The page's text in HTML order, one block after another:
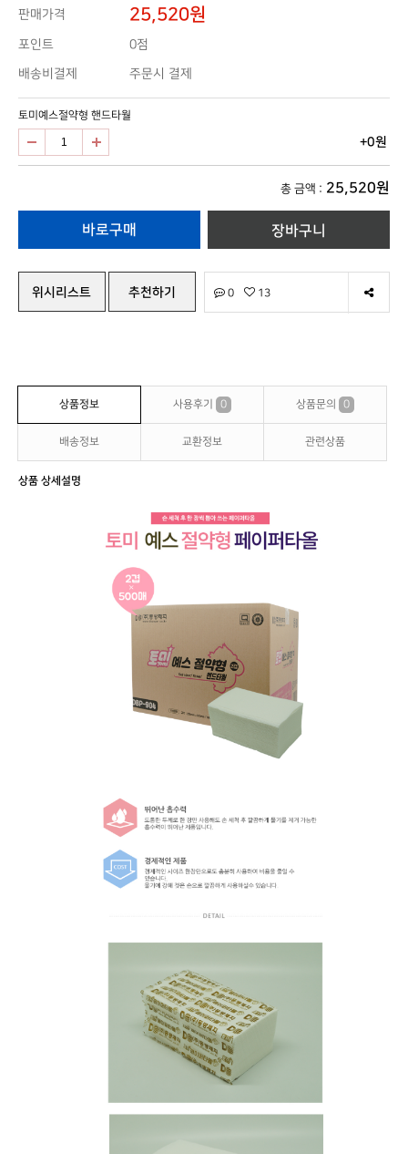
판매가격 25,520원
포인트 0점
배송비결제 주문시 결제
토미예스절약형 핸드타월
+0원
총 금액 : 25,520원
위시리스트 추천하기 0 13
상품정보 사용후기 0 상품문의 0
배송정보 교환정보 관련상품
상품 상세설명